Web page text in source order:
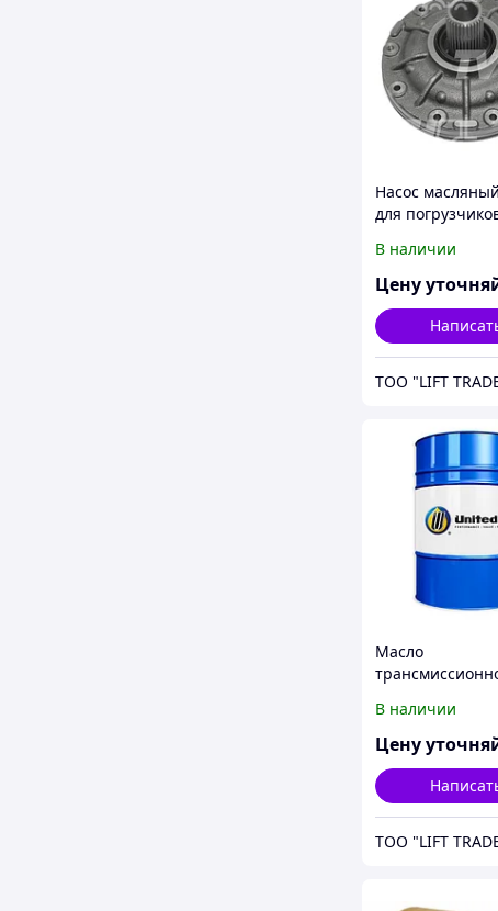
Насос
для
бензин (8 серия)
3,5т
В наличии
Цену
ТОО "LIFT
Масло
80W-90 API
В наличии
Цену
ТОО "LIFT